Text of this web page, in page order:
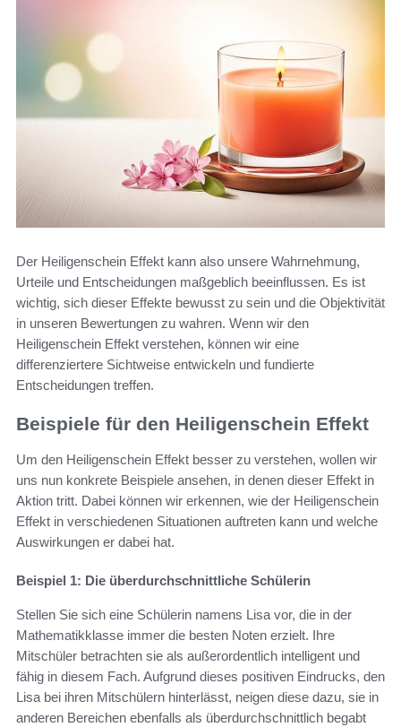
Der Heiligenschein Effekt kann also unsere Wahrnehmung,
Urteile und Entscheidungen maßgeblich beeinflussen. Es ist
wichtig, sich dieser Effekte bewusst zu sein und die Objektivität
in unseren Bewertungen zu wahren. Wenn wir den
Heiligenschein Effekt verstehen, können wir eine
differenziertere Sichtweise entwickeln und fundierte
Entscheidungen treffen.
Beispiele für den Heiligenschein Effekt
Um den Heiligenschein Effekt besser zu verstehen, wollen wir
uns nun konkrete Beispiele ansehen, in denen dieser Effekt in
Aktion tritt. Dabei können wir erkennen, wie der Heiligenschein
Effekt in verschiedenen Situationen auftreten kann und welche
Auswirkungen er dabei hat.
Beispiel 1: Die überdurchschnittliche Schülerin
Stellen Sie sich eine Schülerin namens Lisa vor, die in der
Mathematikklasse immer die besten Noten erzielt. Ihre
Mitschüler betrachten sie als außerordentlich intelligent und
fähig in diesem Fach. Aufgrund dieses positiven Eindrucks, den
Lisa bei ihren Mitschülern hinterlässt, neigen diese dazu, sie in
anderen Bereichen ebenfalls als überdurchschnittlich begabt